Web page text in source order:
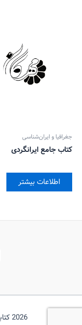
جغرافیا و ایران‌شناسی
کتاب جامع ایرانگردی
اطلاعات بیشتر
2026 کتابخانه‌ی مهرگان ©Copyright